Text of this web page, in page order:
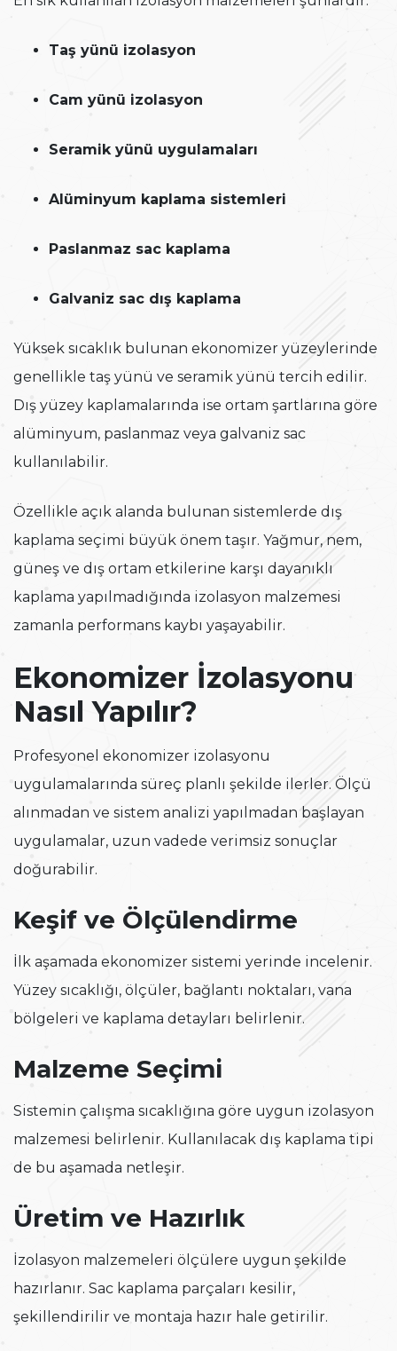
Taş yünü izolasyon
Cam yünü izolasyon
Seramik yünü uygulamaları
Alüminyum kaplama sistemleri
Paslanmaz sac kaplama
Galvaniz sac dış kaplama
Yüksek sıcaklık bulunan ekonomizer yüzeylerinde
genellikle taş yünü ve seramik yünü tercih edilir.
Dış yüzey kaplamalarında ise ortam şartlarına göre
alüminyum, paslanmaz veya galvaniz sac
kullanılabilir.
Özellikle açık alanda bulunan sistemlerde dış
kaplama seçimi büyük önem taşır. Yağmur, nem,
güneş ve dış ortam etkilerine karşı dayanıklı
kaplama yapılmadığında izolasyon malzemesi
zamanla performans kaybı yaşayabilir.
Ekonomizer İzolasyonu
Nasıl Yapılır?
Profesyonel ekonomizer izolasyonu
uygulamalarında süreç planlı şekilde ilerler. Ölçü
alınmadan ve sistem analizi yapılmadan başlayan
uygulamalar, uzun vadede verimsiz sonuçlar
doğurabilir.
Keşif ve Ölçülendirme
İlk aşamada ekonomizer sistemi yerinde incelenir.
Yüzey sıcaklığı, ölçüler, bağlantı noktaları, vana
bölgeleri ve kaplama detayları belirlenir.
Malzeme Seçimi
Sistemin çalışma sıcaklığına göre uygun izolasyon
malzemesi belirlenir. Kullanılacak dış kaplama tipi
de bu aşamada netleşir.
Üretim ve Hazırlık
İzolasyon malzemeleri ölçülere uygun şekilde
hazırlanır. Sac kaplama parçaları kesilir,
şekillendirilir ve montaja hazır hale getirilir.